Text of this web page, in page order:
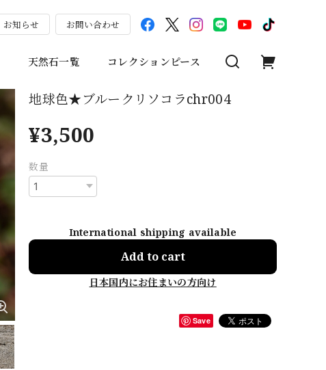
お知らせ お問い合わせ
天然石一覧 コレクションピース
地球色★ブルークリソコラchr004
¥3,500
数量
International shipping available
Add to cart
日本国内にお住まいの方向け
Save